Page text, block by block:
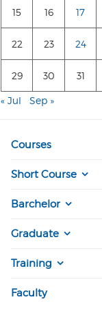
15 16 17
22 23 24
29 30 31
« Jul Sep »
Courses
Short Course
Barchelor
Graduate
Training
Faculty